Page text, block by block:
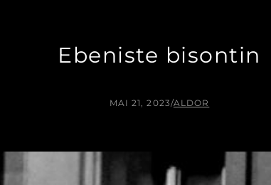
Ebeniste bisontin
MAI 21, 2023/ALDOR